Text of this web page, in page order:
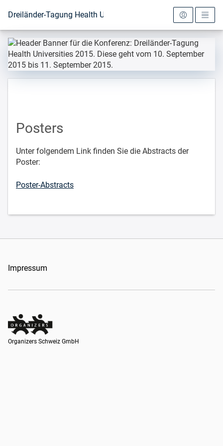
Zur Startseite
Dreiländer-Tagung Health Universities 2015
Posters
Unter folgendem Link finden Sie die Abstracts der
Poster:
Poster-Abstracts
Impressum
Organizers Schweiz GmbH
Organizers Schweiz GmbH